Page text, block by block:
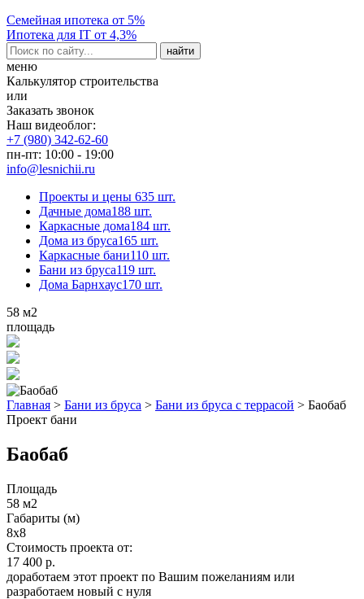
Семейная ипотека от 5%
Ипотека для IT от 4,3%
меню
Калькулятор строительства
или
Заказать звонок
Наш видеоблог:
+7 (980) 342-62-60
пн-пт: 10:00 - 19:00
info@lesnichii.ru
Проекты и цены 635 шт.
Дачные дома188 шт.
Каркасные дома184 шт.
Дома из бруса165 шт.
Каркасные бани110 шт.
Бани из бруса119 шт.
Дома Барнхаус170 шт.
58 м2
площадь
Главная > Бани из бруса > Бани из бруса с террасой > Баобаб
Проект бани
Баобаб
Площадь
58 м2
Габариты (м)
8x8
Стоимость проекта от:
17 400 р.
доработаем этот проект по Вашим пожеланиям или
разработаем новый с нуля